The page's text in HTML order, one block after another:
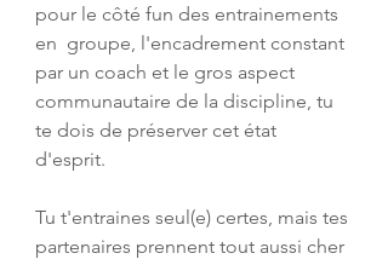
pour le côté fun des entrainements
en  groupe, l'encadrement constant
par un coach et le gros aspect
communautaire de la discipline, tu
te dois de préserver cet état
d'esprit.
Tu t'entraines seul(e) certes, mais tes
partenaires prennent tout aussi cher